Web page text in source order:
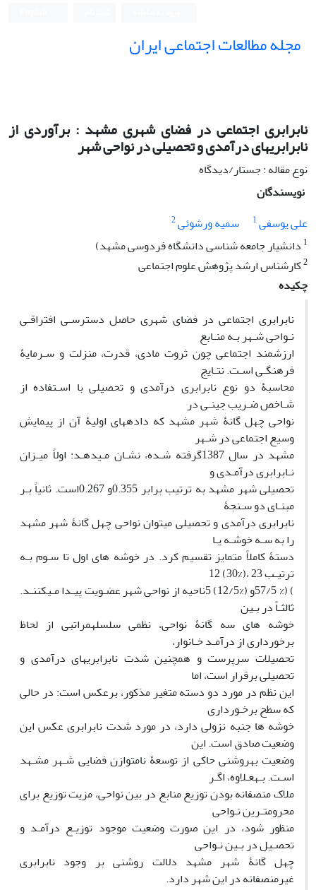
مجله مطالعات اجتماعی ایران
نابرابری اجتماعی در فضای شهری مشهد : برآوردی از
نابرابریهای درآمدی و تحصیلی در نواحی شهر
نوع مقاله : جستار/دیدگاه
نویسندگان
علی یوسفی1 سمیه ورشوئی2
1 دانشیار جامعه شناسی دانشگاه فردوسی مشهد)
2کارشناس ارشد پژوهش علوم اجتماعی
چکیده
نابرابری اجتماعی در فضای شهری حاصل دسترسـی افتراقـی
نـواحی شـهر بـه منـابع
ارزشمند اجتماعی چون ثروت مادی، قدرت، منزلت و سـرمایۀ
فرهنگـی اسـت. نتـایج
محاسبۀ دو نوع نابرابری درآمدی و تحصیلی با اسـتفاده از
شـاخص ضـریب جینـی در
نواحی چهل گانۀ شهر مشهد که دادههای اولیۀ آن از پیمایش
وسیع اجتماعی در شـهر
مشهد در سال 1387گرفته شـده، نشـان مـیدهـد: اولاً میـزان
نـابرابری درآمـدی و
تحصیلی شهر مشهد به ترتیب برابر 0.355و 0.267است. ثانیاً بـر
مبنـای دو سـنجۀ
نابرابری درآمدی و تحصیلی میتوان نواحی چهل گانۀ شهر مشهد
را به سـه خوشـه یـا
دستۀ کاملاً متمایز تقسیم کرد. در خوشه های اول تا سـوم بـه
ترتیـب 23 ،(%30) 12
) (% 57/5و (%12/5) 5ناحیه از نواحی شهر عضـویت پیـدا مـیکننـد.
ثالثـاً در بـین
خوشه های سه گانۀ نواحی، نظمی سلسلهمراتبی از لحاظ
برخورداری از درآمـد خـانوار،
تحصیلات سرپرست و همچنین شدت نابرابریهای درآمدی و
تحصیلی برقرار است، اما
این نظم در مورد دو دسته متغیر مذکور، برعکس است: در حالی
که سطح برخـورداری
خوشه ها جنبه نزولی دارد، در مورد شدت نابرابری عکس این
وضعیت صادق است. این
وضعیت بهروشنی حاکی از توسعۀ نامتوازن فضایی شـهر مشـهد
اسـت. بـهعـلاوه، اگـر
ملاک منصفانه بودن توزیع منابع در بین نواحی، مزیت توزیع برای
محرومتـرین نـواحی
منظور شود، در این صورت وضعیت موجود توزیـع درآمـد و
تحصـیل در بـین نـواحی
چهل گانۀ شهر مشهد دلالت روشنی بر وجود نابرابری
غیرمنصفانه در این شهر دارد.